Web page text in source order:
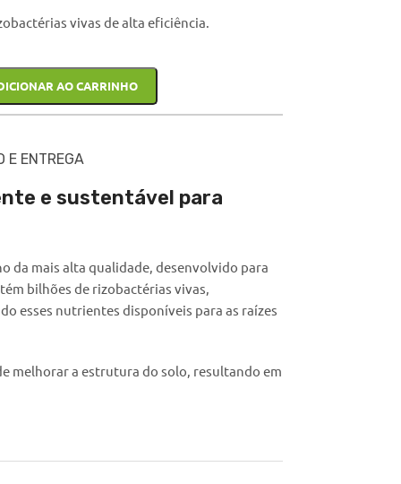
vivas de alta eficiência.
AO CARRINHO
E ENTREGA
e sustentável para
da mais alta qualidade, desenvolvido para
bilhões de rizobactérias vivas,
esses nutrientes disponíveis para as raízes
melhorar a estrutura do solo, resultando em